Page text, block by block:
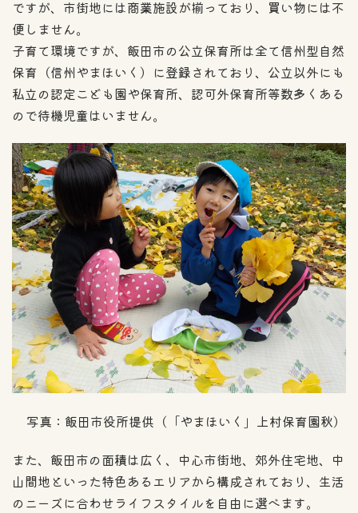
ですが、市街地には商業施設が揃っており、買い物には不
便しません。
子育て環境ですが、飯田市の公立保育所は全て信州型自然
保育（信州やまほいく）に登録されており、公立以外にも
私立の認定こども園や保育所、認可外保育所等数多くある
ので待機児童はいません。
写真：飯田市役所提供（「やまほいく」上村保育園秋）
また、飯田市の面積は広く、中心市街地、郊外住宅地、中
山間地といった特色あるエリアから構成されており、生活
のニーズに合わせライフスタイルを自由に選べます。